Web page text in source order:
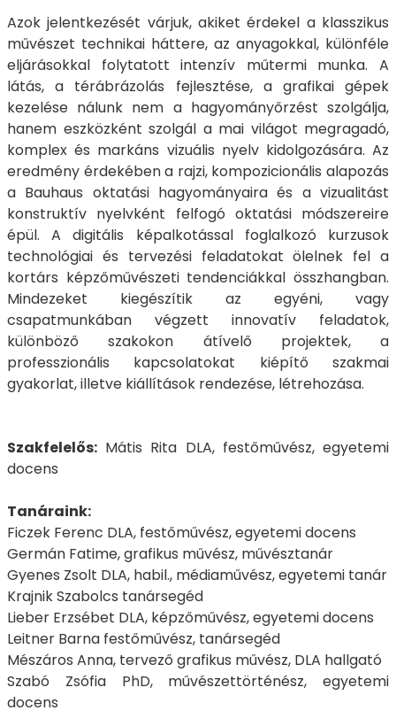
Azok jelentkezését várjuk, akiket érdekel a klasszikus
művészet technikai háttere, az anyagokkal, különféle
eljárásokkal folytatott intenzív műtermi munka. A
látás, a térábrázolás fejlesztése, a grafikai gépek
kezelése nálunk nem a hagyományőrzést szolgálja,
hanem eszközként szolgál a mai világot megragadó,
komplex és markáns vizuális nyelv kidolgozására. Az
eredmény érdekében a rajzi, kompozicionális alapozás
a Bauhaus oktatási hagyományaira és a vizualitást
konstruktív nyelvként felfogó oktatási módszereire
épül. A digitális képalkotással foglalkozó kurzusok
technológiai és tervezési feladatokat ölelnek fel a
kortárs képzőművészeti tendenciákkal összhangban.
Mindezeket kiegészítik az egyéni, vagy
csapatmunkában végzett innovatív feladatok,
különböző szakokon átívelő projektek, a
professzionális kapcsolatokat kiépítő szakmai
gyakorlat, illetve kiállítások rendezése, létrehozása.
Szakfelelős: Mátis Rita DLA, festőművész, egyetemi
docens
Tanáraink:
Ficzek Ferenc DLA, festőművész, egyetemi docens
Germán Fatime, grafikus művész, művésztanár
Gyenes Zsolt DLA, habil., médiaművész, egyetemi tanár
Krajnik Szabolcs tanársegéd
Lieber Erzsébet DLA, képzőművész, egyetemi docens
Leitner Barna festőművész, tanársegéd
Mészáros Anna, tervező grafikus művész, DLA hallgató
Szabó Zsófia PhD, művészettörténész, egyetemi
docens